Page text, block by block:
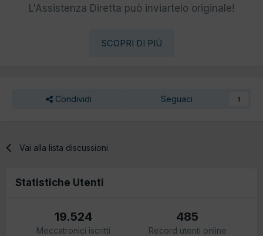
L'Assistenza Diretta può inviartelo originale!
SCOPRI DI PIÙ
Condividi Seguaci 1
Vai alla lista discussioni
Statistiche Utenti
19.524
Meccatronici iscritti
485
Record utenti online